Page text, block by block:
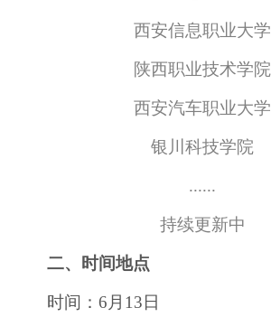
西安信息职业大学
陕西职业技术学院
西安汽车职业大学
银川科技学院
......
持续更新中
二、时间地点
时间：6月13日